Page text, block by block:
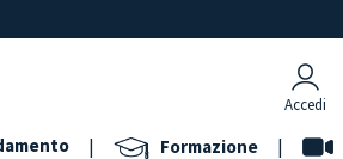
Accedi
| Formazione |